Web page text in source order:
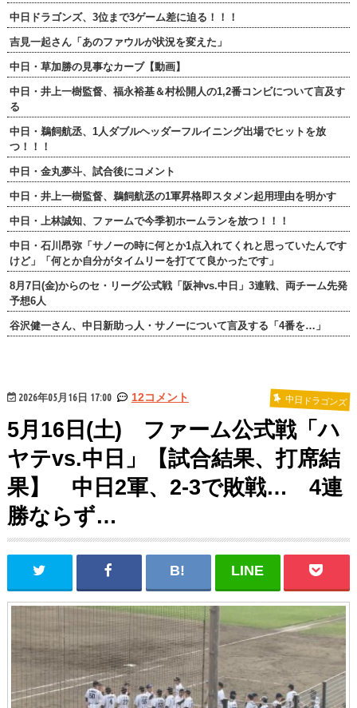
中日ドラゴンズ、3位まで3ゲーム差に迫る！！！
吉見一起さん「あのファウルが状況を変えた」
中日・草加勝の見事なカーブ【動画】
中日・井上一樹監督、福永裕基＆村松開人の1,2番コンビについて言及す
る
中日・鵜飼航丞、1人ダブルヘッダーフルイニング出場でヒットを放
つ！！！
中日・金丸夢斗、試合後にコメント
中日・井上一樹監督、鵜飼航丞の1軍昇格即スタメン起用理由を明かす
中日・上林誠知、ファームで今季初ホームランを放つ！！！
中日・石川昂弥「サノーの時に何とか1点入れてくれと思っていたんです
けど」「何とか自分がタイムリーを打てて良かったです」
8月7日(金)からのセ・リーグ公式戦「阪神vs.中日」3連戦、両チーム先発
予想6人
谷沢健一さん、中日新助っ人・サノーについて言及する「4番を…」
2026年05月16日 17:00 12コメント 中日ドラゴンズ
5月16日(土) ファーム公式戦「ハ
ヤテvs.中日」【試合結果、打席結
果】 中日2軍、2-3で敗戦… 4連
勝ならず…